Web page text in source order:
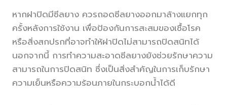
หากฝาปิดมีซีลยาง ควรถอดซีลยางออกมาล้างแยกทุก
ครั้งหลังการใช้งาน เพื่อป้องกันการสะสมของเชื้อโรค
หรือสิ่งสกปรกที่อาจทำให้ฝาปิดไม่สามารถปิดสนิทได้
นอกจากนี้ การทำความสะอาดซีลยางยังช่วยรักษาความ
สามารถในการปิดสนิท ซึ่งเป็นสิ่งสำคัญในการเก็บรักษา
ความเย็นหรือความร้อนภายในกระบอกน้ำได้ดี